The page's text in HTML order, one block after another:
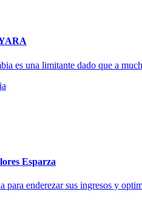
es una limitante dado que a
Esparza
enderezar sus ingresos y